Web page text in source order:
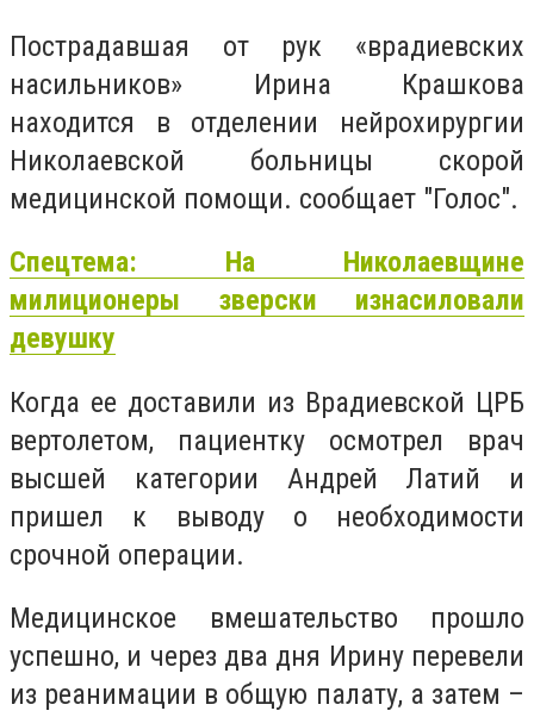
Пострадавшая от рук «врадиевских
насильников» Ирина Крашкова
находится в отделении нейрохирургии
Николаевской больницы скорой
медицинской помощи. сообщает "Голос".
Спецтема: На Николаевщине
милиционеры зверски изнасиловали
девушку
Когда ее доставили из Врадиевской ЦРБ
вертолетом, пациентку осмотрел врач
высшей категории Андрей Латий и
пришел к выводу о необходимости
срочной операции.
Медицинское вмешательство прошло
успешно, и через два дня Ирину перевели
из реанимации в общую палату, а затем –